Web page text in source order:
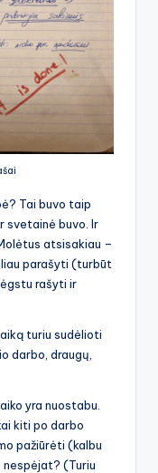
Tai buvo taip
svetainė buvo. Ir
atsisakiau –
parašyti (turbūt
rašyti ir
turiu sudėlioti
darbo, draugų,
yra nuostabu.
kiti po darbo
pažiūrėti (kalbu
nespėjat? (Turiu